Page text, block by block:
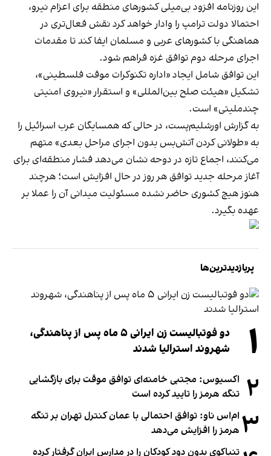
این روزنامه افزود بی‌میلی کشورهای منطقه برای اعزام نیرو،
احتمالا دولت ترامپ را وادار خواهد کرد نقش فعال‌تری در
هماهنگی با کشورهای عربی و مسلمان ایفا کند تا مقدمات
اجرای مرحله دوم توافق غزه فراهم شود.
این توافق شامل ایجاد «اداره تکنوکرات موقت فلسطینی»،
تشکیل «هیئت صلح بین‌المللی» و استقرار «نیروی امنیتی
چندملیتی» است.
به گزارش اورشلیم‌پست، در حالی که همسایگان عرب اسرائیل را
به «طولانی‌ کردن آتش‌بس بدون اجرای مراحل بعدی» متهم
می‌کنند، اجماع تازه در دوحه نشان می‌دهد فشار منطقه‌ای برای
آغاز مرحله جدید توافق هر روز در حال افزایش است؛ هرچند
هنوز هیچ کشوری حاضر نشده مسئولیت میدانی آن را عملا بر
عهده بگیرد.
پربازدیدترین‌ها
۱
دو فوتبالیست زن ایرانی ۵ ماه پس از پناهندگی،
شهروند استرالیا شدند
۲ اکسیوس: مجتبی خامنه‌ای توافق موقت برای بازگشایی
تنگه هرمز را تایید کرده است
۳ ام‌اس ناو: توافق احتمالی با عمان کنترل تهران بر تنگه
هرمز را افزایش می‌دهد
تنباکوی بدون دود کودکان را در مدارس ایران گرفتار کرده